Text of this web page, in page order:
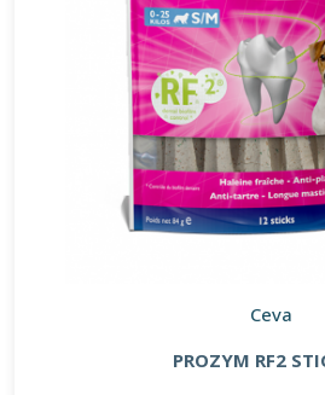
Ceva
PROZYM RF2